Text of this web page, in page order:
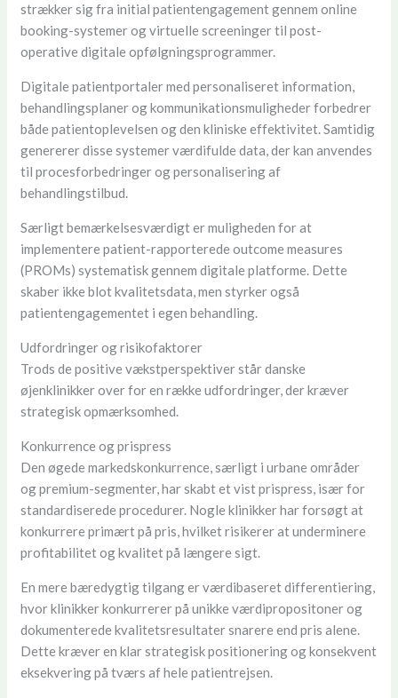
strækker sig fra initial patientengagement gennem online
booking-systemer og virtuelle screeninger til post-
operative digitale opfølgningsprogrammer.
Digitale patientportaler med personaliseret information,
behandlingsplaner og kommunikationsmuligheder forbedrer
både patientoplevelsen og den kliniske effektivitet. Samtidig
genererer disse systemer værdifulde data, der kan anvendes
til procesforbedringer og personalisering af
behandlingstilbud.
Særligt bemærkelsesværdigt er muligheden for at
implementere patient-rapporterede outcome measures
(PROMs) systematisk gennem digitale platforme. Dette
skaber ikke blot kvalitetsdata, men styrker også
patientengagementet i egen behandling.
Udfordringer og risikofaktorer
Trods de positive vækstperspektiver står danske
øjenklinikker over for en række udfordringer, der kræver
strategisk opmærksomhed.
Konkurrence og prispress
Den øgede markedskonkurrence, særligt i urbane områder
og premium-segmenter, har skabt et vist prispress, især for
standardiserede procedurer. Nogle klinikker har forsøgt at
konkurrere primært på pris, hvilket risikerer at underminere
profitabilitet og kvalitet på længere sigt.
En mere bæredygtig tilgang er værdibaseret differentiering,
hvor klinikker konkurrerer på unikke værdipropositoner og
dokumenterede kvalitetsresultater snarere end pris alene.
Dette kræver en klar strategisk positionering og konsekvent
eksekvering på tværs af hele patientrejsen.